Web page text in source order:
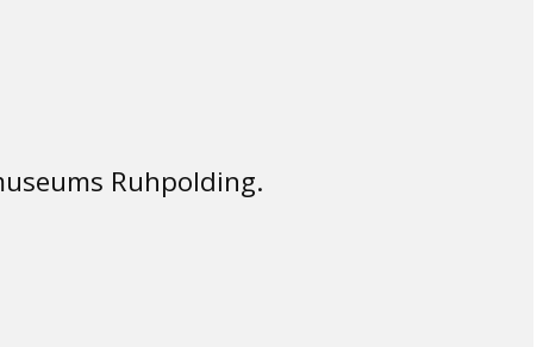
Ruhpolding.